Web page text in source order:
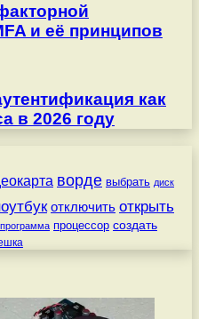
и её принципов
как
в 2026 году
ворде выбрать диск
отключить открыть
программа процессор создать